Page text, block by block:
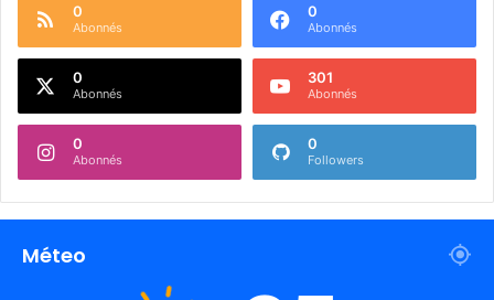
0
Abonnés
0
Abonnés
0
Abonnés
301
Abonnés
0
Abonnés
0
Followers
Méteo